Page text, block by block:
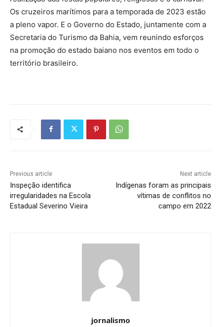
Os cruzeiros marítimos para a temporada de 2023 estão
a pleno vapor. E o Governo do Estado, juntamente com a
Secretaria do Turismo da Bahia, vem reunindo esforços
na promoção do estado baiano nos eventos em todo o
território brasileiro.
Previous article
Inspeção identifica
irregularidades na Escola
Estadual Severino Vieira
Next article
Indígenas foram as principais
vítimas de conflitos no
campo em 2022
jornalismo